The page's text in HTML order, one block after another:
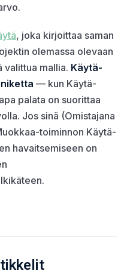
, joka kirjoittaa saman
olemassa olevaan
valittua mallia. Käytä-
— kun Käytä-
palata on suorittaa
Jos sinä (Omistajana
toiminnon Käytä-
havaitsemiseen on